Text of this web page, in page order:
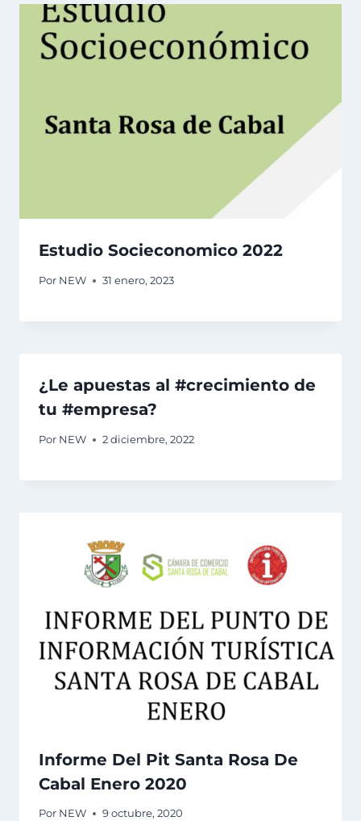
Estudio Socieconomico 2022
Por NEW 31 enero, 2023
¿Le apuestas al #crecimiento de
tu #empresa?
Por NEW 2 diciembre, 2022
Informe Del Pit Santa Rosa De
Cabal Enero 2020
Por NEW 9 octubre, 2020